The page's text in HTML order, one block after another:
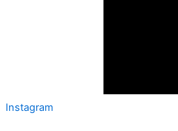
Instagram